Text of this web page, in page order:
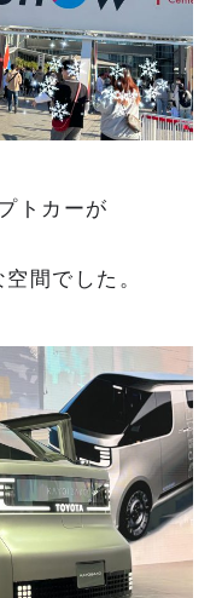
トカーが
間でした。